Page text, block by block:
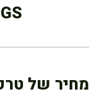
מחיר של